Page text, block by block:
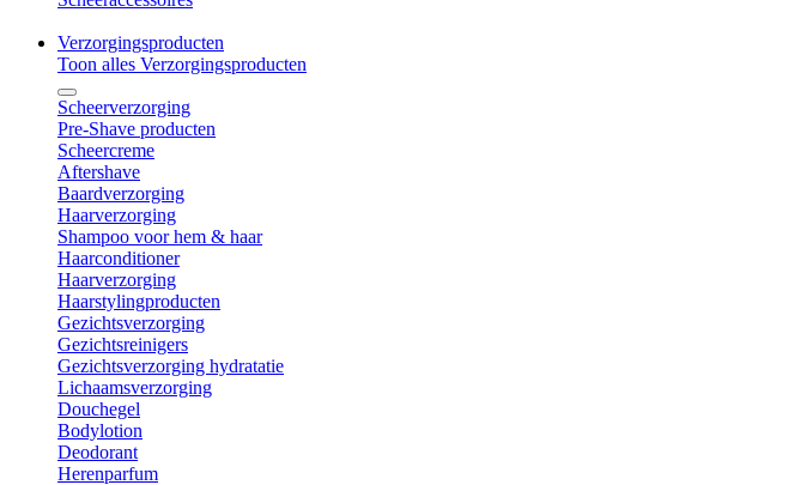
Verzorgingsproducten
Toon alles Verzorgingsproducten
Scheerverzorging
Pre-Shave producten
Scheercreme
Aftershave
Baardverzorging
Haarverzorging
Shampoo voor hem & haar
Haarconditioner
Haarverzorging
Haarstylingproducten
Gezichtsverzorging
Gezichtsreinigers
Gezichtsverzorging hydratatie
Lichaamsverzorging
Douchegel
Bodylotion
Deodorant
Herenparfum